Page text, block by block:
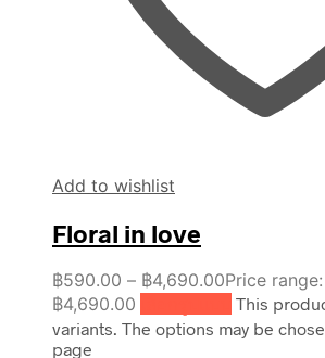
Add to wishlist
Floral in love
฿590.00 – ฿4,690.00Price
฿4,690.00
This
variants. The options may be
page